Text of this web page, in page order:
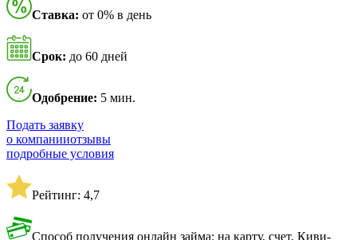
Ставка: от 0% в день
Срок: до 60 дней
Одобрение: 5 мин.
Подать заявку
о компанииотзывы
подробные условия
Рейтинг: 4,7
Способ получения онлайн займа: на карту, счет, Киви-